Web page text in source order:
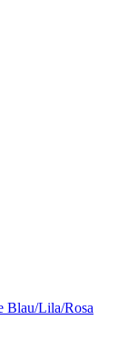
Blau/Lila/Rosa